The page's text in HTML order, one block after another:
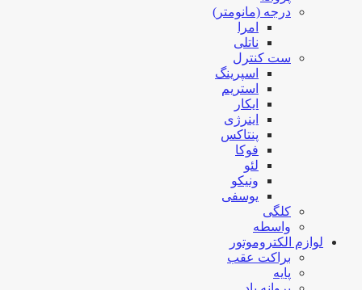
درجه (مانومتر)
امرا
ناتلی
ست کنترل
اسپرینگ
استریم
ایکار
اینرژی
پنتاکس
فوکا
لئو
ونیکو
یوسفی
کلگی
واسطه
لوازم الکتروموتور
براکت عقب
پایه